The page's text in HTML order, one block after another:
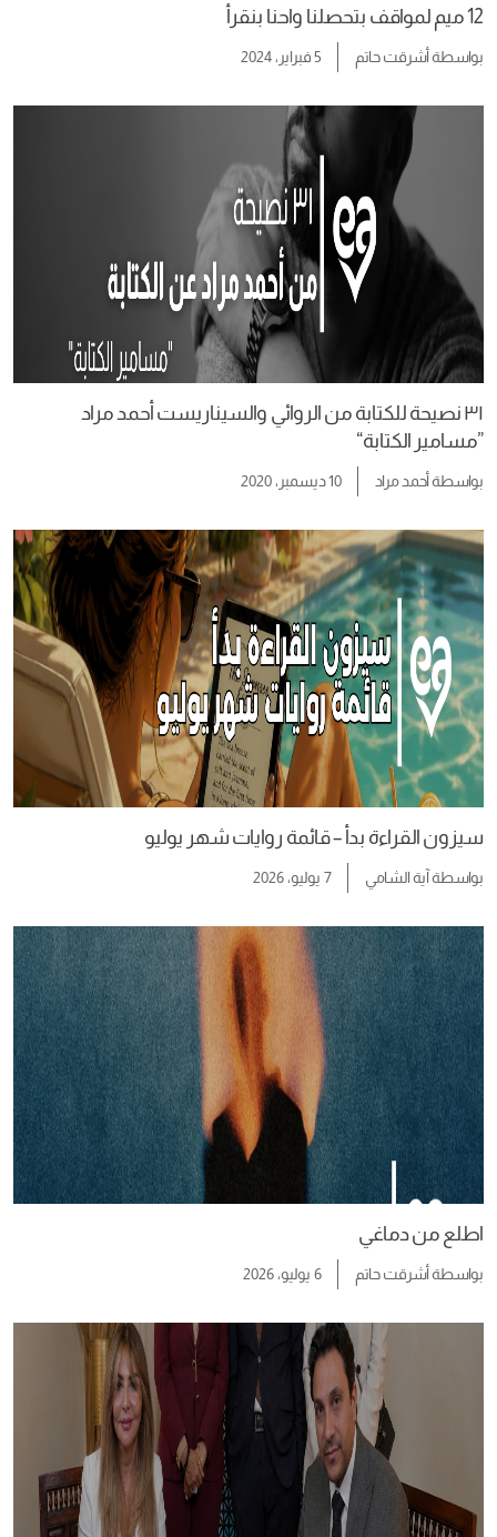
12 ميم لمواقف بتحصلنا واحنا بنقرأ
بواسطةأشرقت حاتم 5 فبراير، 2024
٣١ نصيحة للكتابة من الروائي والسيناريست أحمد مراد
”مسامير الكتابة“
بواسطةأحمد مراد 10 ديسمبر، 2020
سيزون القراءة بدأ – قائمة روايات شهر يوليو
بواسطةآية الشامي 7 يوليو، 2026
اطلع من دماغي
بواسطةأشرقت حاتم 6 يوليو، 2026